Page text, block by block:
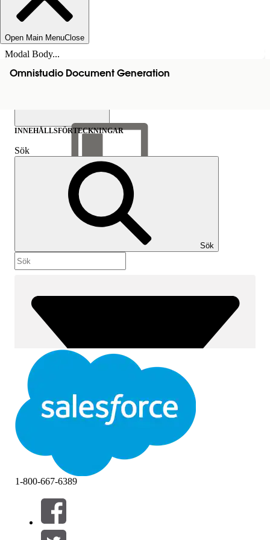
Open Main MenuClose
Modal Body...
Omnistudio Document Generation
Visa
innehållsförteckning
Innehållsförteckningar
INNEHÅLLSFÖRTECKNINGAR
Sök
Sök
Filter (0)
VÄLJ FILTER
1-800-667-6389